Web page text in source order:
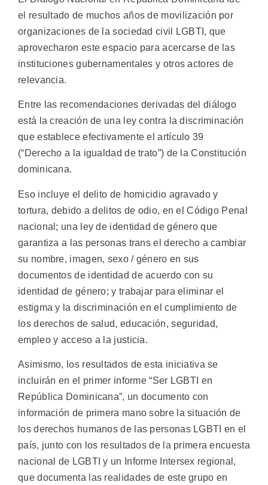
el resultado de muchos años de movilización por
organizaciones de la sociedad civil LGBTI, que
aprovecharon este espacio para acercarse de las
instituciones gubernamentales y otros actores de
relevancia.
Entre las recomendaciones derivadas del diálogo
está la creación de una ley contra la discriminación
que establece efectivamente el artículo 39
(“Derecho a la igualdad de trato”) de la Constitución
dominicana.
Eso incluye el delito de homicidio agravado y
tortura, debido a delitos de odio, en el Código Penal
nacional; una ley de identidad de género que
garantiza a las personas trans el derecho a cambiar
su nombre, imagen, sexo / género en sus
documentos de identidad de acuerdo con su
identidad de género; y trabajar para eliminar el
estigma y la discriminación en el cumplimiento de
los derechos de salud, educación, seguridad,
empleo y acceso a la justicia.
Asimismo, los resultados de esta iniciativa se
incluirán en el primer informe “Ser LGBTI en
República Dominicana”, un documento con
información de primera mano sobre la situación de
los derechos humanos de las personas LGBTI en el
país, junto con los resultados de la primera encuesta
nacional de LGBTI y un Informe Intersex regional,
que documenta las realidades de este grupo en